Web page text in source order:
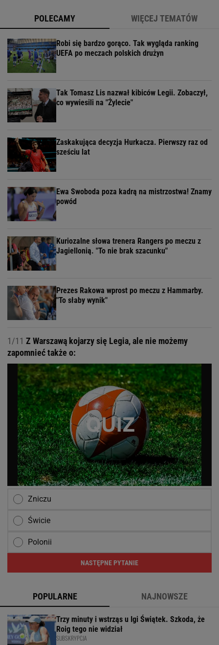
POLECAMY WIĘCEJ TEMATÓW
Robi się bardzo gorąco. Tak wygląda ranking
UEFA po meczach polskich drużyn
Tak Tomasz Lis nazwał kibiców Legii. Zobaczył,
co wywiesili na "Żylecie"
Zaskakująca decyzja Hurkacza. Pierwszy raz od
sześciu lat
Ewa Swoboda poza kadrą na mistrzostwa! Znamy
powód
Kuriozalne słowa trenera Rangers po meczu z
Jagiellonią. "To nie brak szacunku"
Prezes Rakowa wprost po meczu z Hammarby.
"To słaby wynik"
1/11 Z Warszawą kojarzy się Legia, ale nie możemy
zapomnieć także o:
Zniczu
Świcie
Polonii
NASTĘPNE PYTANIE
POPULARNE NAJNOWSZE
Trzy minuty i wstrząs u Igi Świątek. Szkoda, że
Roig tego nie widział
SUBSKRYPCJA